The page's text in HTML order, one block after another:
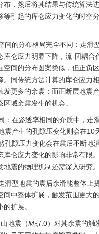
，然后将其结果与传统算法
引起的库仑应力变化的时空
间的分布格局完全不同：走滑
仑应力明显下降，流-固耦合
间的分布图案类似，但正负
同传统方法计算的库仑应力
更多的余震；而正断层地震
域余震发生的机会。
：在渗透率相同的介质中，走
产生的孔隙压变化则会在10
隙压力变化会在震后不断地
仑应力变化的影响非常有限
震的物理机制还需深入研究。
滑型地震的震后余滑能整体上
中整体扩展，触发范围更大
扩展。
地震（MS7.0）对其余震的触